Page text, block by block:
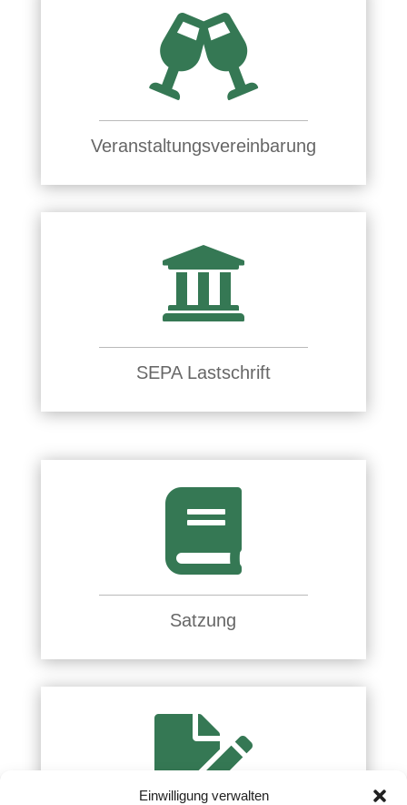
Einwilligung verwalten

Veranstaltungsvereinbarung

SEPA Lastschrift

Satzung
